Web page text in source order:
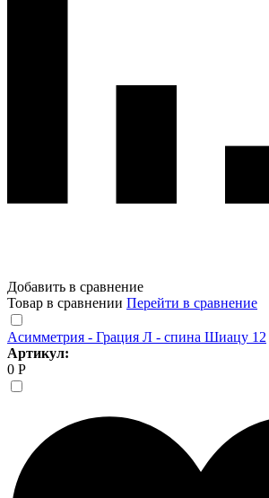
Добавить в сравнение
Товар в сравнении Перейти в сравнение
Асимметрия - Грация Л - спина Шиацу 12
Артикул:
0 Р